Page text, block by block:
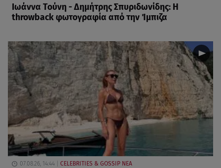
Ιωάννα Τούνη - Δημήτρης Σπυριδωνίδης: Η
throwback φωτογραφία από την Ίμπιζα
07.08.26, 14:44 CELEBRITIES & GOSSIP ΝΕΑ